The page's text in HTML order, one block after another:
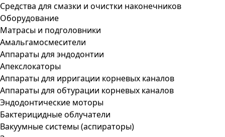
Средства для смазки и очистки наконечников
Оборудование
Матрасы и подголовники
Амальгамосмесители
Аппараты для эндодонтии
Апекслокаторы
Аппараты для ирригации корневых каналов
Аппараты для обтурации корневых каналов
Эндодонтические моторы
Бактерицидные облучатели
Вакуумные системы (аспираторы)